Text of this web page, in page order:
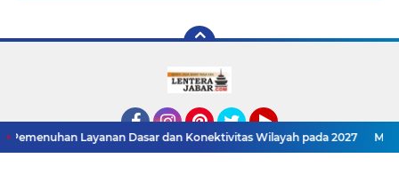
FacebookInstagram
Pinterest
TwitterYouTube
Dasar dan Konektivitas Wilayah pada 2027 Menaker: ASN